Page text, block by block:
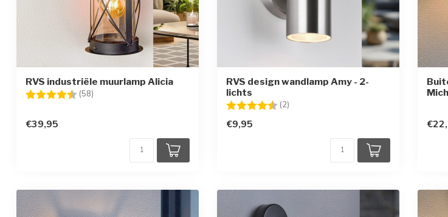
RVS industriële muurlamp Alicia
Beoordeling: (58)
€39,95
RVS design wandlamp Amy - 2-
lichts
Beoordeling: (2)
€9,95